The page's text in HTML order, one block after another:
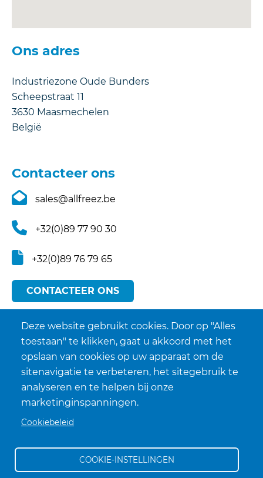
Ons adres
Industriezone Oude Bunders
Scheepstraat 11
3630 Maasmechelen
België
Contacteer ons
sales@allfreez.be
+32(0)89 77 90 30
+32(0)89 76 79 65
CONTACTEER ONS
Deze website gebruikt cookies. Door op "Alles
toestaan" te klikken, gaat u akkoord met het
opslaan van cookies op uw apparaat om de
sitenavigatie te verbeteren, het sitegebruik te
analyseren en te helpen bij onze
marketinginspanningen.
Cookiebeleid
COOKIE-INSTELLINGEN